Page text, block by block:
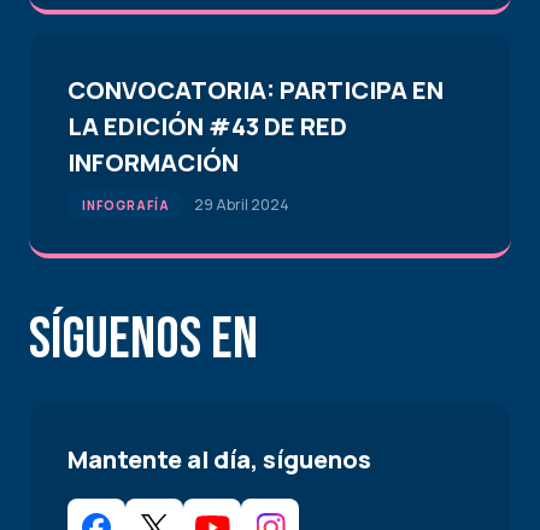
CONVOCATORIA: PARTICIPA EN
LA EDICIÓN #43 DE RED
INFORMACIÓN
INFOGRAFÍA 29 Abril 2024
Síguenos en
Mantente al día, síguenos